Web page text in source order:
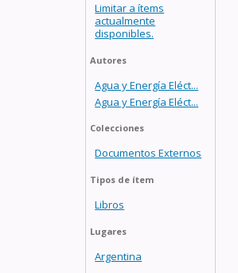
Limitar a ítems
actualmente
disponibles.
Autores
Agua y Energía Eléct...
Agua y Energía Eléct...
Colecciones
Documentos Externos
Tipos de ítem
Libros
Lugares
Argentina